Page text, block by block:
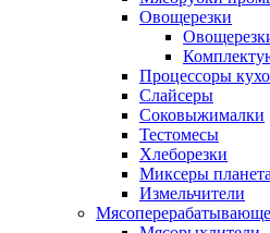
Овощерезки
Процессоры
Слайсеры
Соковыжималки
Тестомесы
Хлеборезки
Миксеры
Измельчители